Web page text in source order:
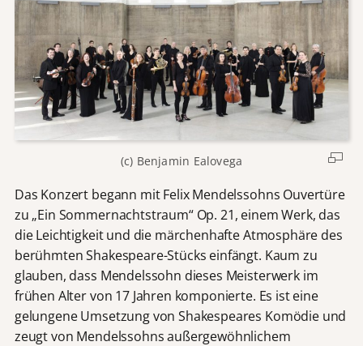
(c) Benjamin Ealovega
Das Konzert begann mit Felix Mendelssohns Ouvertüre
zu „Ein Sommernachtstraum“ Op. 21, einem Werk, das
die Leichtigkeit und die märchenhafte Atmosphäre des
berühmten Shakespeare-Stücks einfängt. Kaum zu
glauben, dass Mendelssohn dieses Meisterwerk im
frühen Alter von 17 Jahren komponierte. Es ist eine
gelungene Umsetzung von Shakespeares Komödie und
zeugt von Mendelssohns außergewöhnlichem